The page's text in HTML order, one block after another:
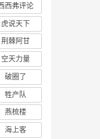
西弗评论
虎说天下
荆棘阿甘
空天力量
破圈了
牲产队
燕梳楼
海上客